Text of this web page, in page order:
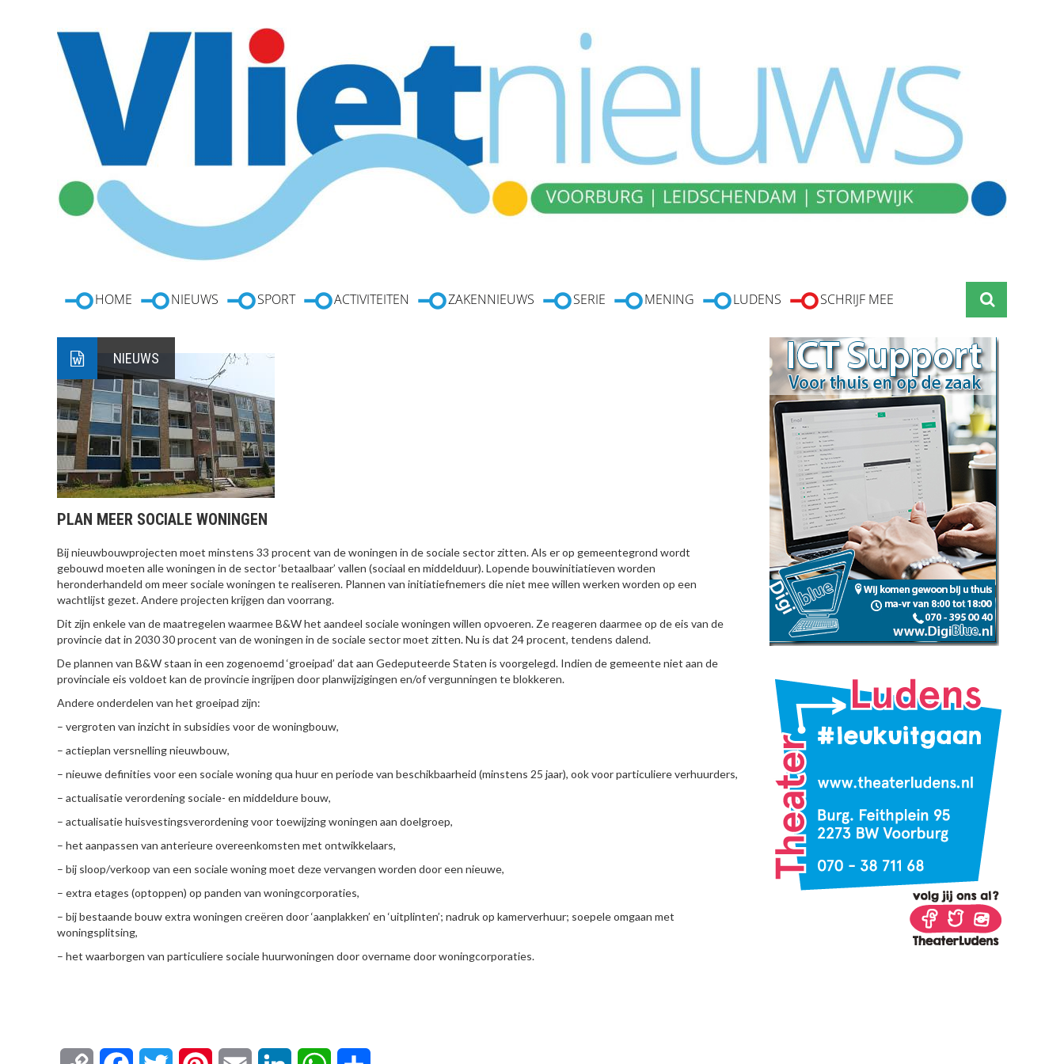
HOME NIEUWS SPORT ACTIVITEITEN ZAKENNIEUWS SERIE MENING LUDENS SCHRIJF MEE
NIEUWS
PLAN MEER SOCIALE WONINGEN
Bij nieuwbouwprojecten moet minstens 33 procent van de woningen in de sociale sector zitten. Als er op gemeentegrond wordt
gebouwd moeten alle woningen in de sector ‘betaalbaar’ vallen (sociaal en middelduur). Lopende bouwinitiatieven worden
heronderhandeld om meer sociale woningen te realiseren. Plannen van initiatiefnemers die niet mee willen werken worden op een
wachtlijst gezet. Andere projecten krijgen dan voorrang.
Dit zijn enkele van de maatregelen waarmee B&W het aandeel sociale woningen willen opvoeren. Ze reageren daarmee op de eis van de
provincie dat in 2030 30 procent van de woningen in de sociale sector moet zitten. Nu is dat 24 procent, tendens dalend.
De plannen van B&W staan in een zogenoemd ‘groeipad’ dat aan Gedeputeerde Staten is voorgelegd. Indien de gemeente niet aan de
provinciale eis voldoet kan de provincie ingrijpen door planwijzigingen en/of vergunningen te blokkeren.
Andere onderdelen van het groeipad zijn:
– vergroten van inzicht in subsidies voor de woningbouw,
– actieplan versnelling nieuwbouw,
– nieuwe definities voor een sociale woning qua huur en periode van beschikbaarheid (minstens 25 jaar), ook voor particuliere verhuurders,
– actualisatie verordening sociale- en middeldure bouw,
– actualisatie huisvestingsverordening voor toewijzing woningen aan doelgroep,
– het aanpassen van anterieure overeenkomsten met ontwikkelaars,
– bij sloop/verkoop van een sociale woning moet deze vervangen worden door een nieuwe,
– extra etages (optoppen) op panden van woningcorporaties,
– bij bestaande bouw extra woningen creëren door ‘aanplakken’ en ‘uitplinten’; nadruk op kamerverhuur; soepele omgaan met
woningsplitsing,
– het waarborgen van particuliere sociale huurwoningen door overname door woningcorporaties.